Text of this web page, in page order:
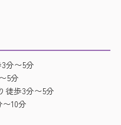
分〜5分
5分
徒歩3分〜5分
10分